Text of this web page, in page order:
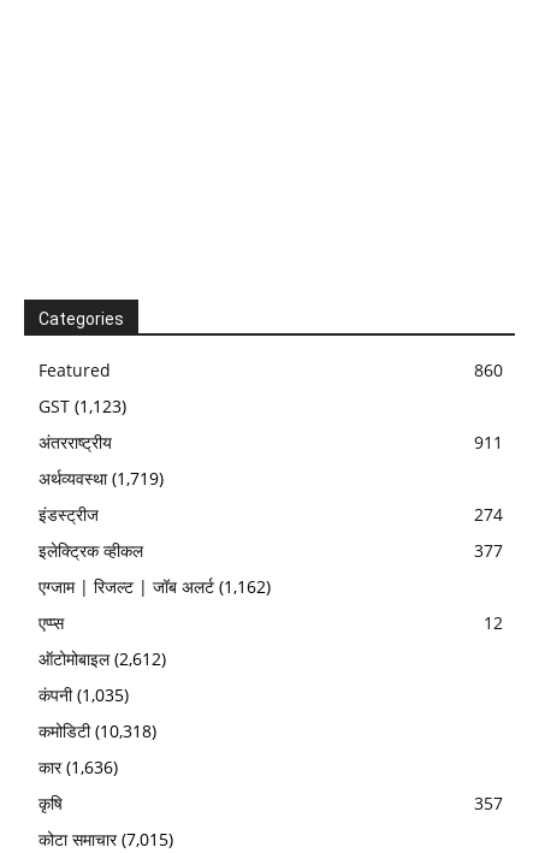
Categories
Featured
860
GST (1,123)
अंतरराष्ट्रीय
911
अर्थव्यवस्था(1,719)
इंडस्ट्रीज
274
इलेक्ट्रिक व्हीकल
377
एग्जाम | रिजल्ट | जॉब अलर्ट (1,162)
एप्प्स
12
ऑटोमोबाइल(2,612)
कंपनी(1,035)
कमोडिटी(10,318)
कार(1,636)
कृषि
357
कोटा समाचार(7,015)